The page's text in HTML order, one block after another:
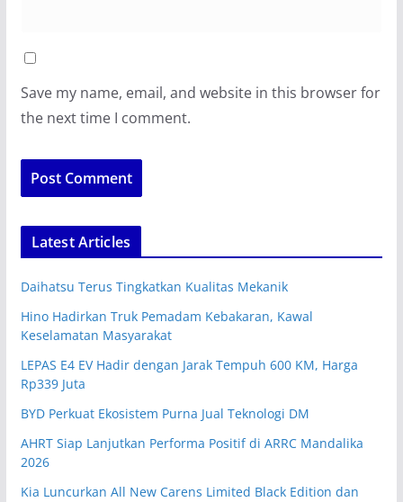
Save my name, email, and website in this browser for
the next time I comment.
Latest Articles
Daihatsu Terus Tingkatkan Kualitas Mekanik
Hino Hadirkan Truk Pemadam Kebakaran, Kawal
Keselamatan Masyarakat
LEPAS E4 EV Hadir dengan Jarak Tempuh 600 KM, Harga
Rp339 Juta
BYD Perkuat Ekosistem Purna Jual Teknologi DM
AHRT Siap Lanjutkan Performa Positif di ARRC Mandalika
2026
Kia Luncurkan All New Carens Limited Black Edition dan